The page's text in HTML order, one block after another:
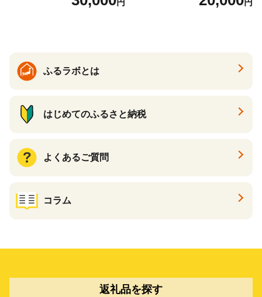
円 円
ふるラボとは
はじめてのふるさと納税
よくあるご質問
コラム
返礼品を探す